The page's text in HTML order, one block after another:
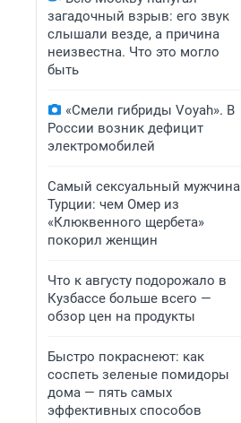
загадочный взрыв: его звук
слышали везде, а причина
неизвестна. Что это могло
быть
«Смели гибриды Voyah». В
России возник дефицит
электромобилей
Самый сексуальный мужчина
Турции: чем Омер из
«Клюквенного щербета»
покорил женщин
Что к августу подорожало в
Кузбассе больше всего —
обзор цен на продукты
Быстро покраснеют: как
соспеть зеленые помидоры
дома — пять самых
эффективных способов